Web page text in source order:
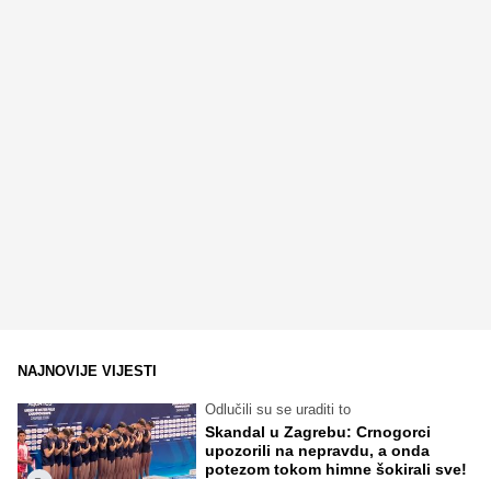
NAJNOVIJE VIJESTI
Odlučili su se uraditi to
Skandal u Zagrebu: Crnogorci
upozorili na nepravdu, a onda
potezom tokom himne šokirali sve!